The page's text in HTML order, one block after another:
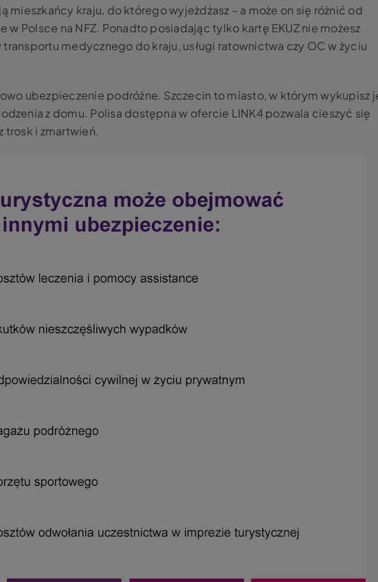
mieszkańcy kraju, do którego wyjeżdżasz – a może on się różnić od
Polsce na NFZ. Ponadto posiadając tylko kartę EKUZ nie możesz
medycznego do kraju, usługi ratownictwa czy OC w życiu
ubezpieczenie podróżne. Szczecin to miasto, w którym wykupisz
z domu. Polisa dostępna w ofercie LINK4 pozwala cieszyć się
trosk i zmartwień.